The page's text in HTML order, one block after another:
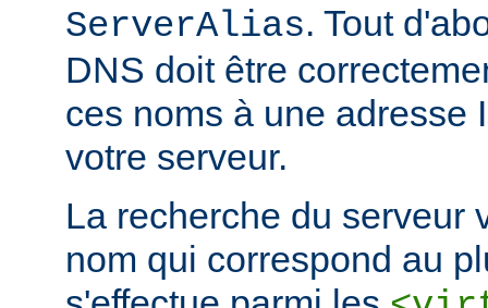
ServerAlias. Tout
DNS doit être
ces noms à une adresse
votre serveur.
La recherche du serveur
nom qui correspond au